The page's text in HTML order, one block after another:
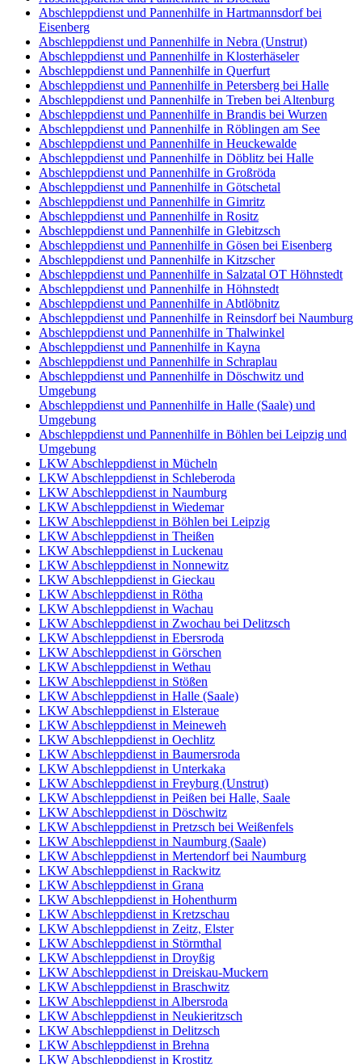
Abschleppdienst und Pannenhilfe in Hartmannsdorf bei
Eisenberg
Abschleppdienst und Pannenhilfe in Nebra (Unstrut)
Abschleppdienst und Pannenhilfe in Klosterhäseler
Abschleppdienst und Pannenhilfe in Querfurt
Abschleppdienst und Pannenhilfe in Petersberg bei Halle
Abschleppdienst und Pannenhilfe in Treben bei Altenburg
Abschleppdienst und Pannenhilfe in Brandis bei Wurzen
Abschleppdienst und Pannenhilfe in Röblingen am See
Abschleppdienst und Pannenhilfe in Heuckewalde
Abschleppdienst und Pannenhilfe in Döblitz bei Halle
Abschleppdienst und Pannenhilfe in Großröda
Abschleppdienst und Pannenhilfe in Götschetal
Abschleppdienst und Pannenhilfe in Gimritz
Abschleppdienst und Pannenhilfe in Rositz
Abschleppdienst und Pannenhilfe in Glebitzsch
Abschleppdienst und Pannenhilfe in Gösen bei Eisenberg
Abschleppdienst und Pannenhilfe in Kitzscher
Abschleppdienst und Pannenhilfe in Salzatal OT Höhnstedt
Abschleppdienst und Pannenhilfe in Höhnstedt
Abschleppdienst und Pannenhilfe in Abtlöbnitz
Abschleppdienst und Pannenhilfe in Reinsdorf bei Naumburg
Abschleppdienst und Pannenhilfe in Thalwinkel
Abschleppdienst und Pannenhilfe in Kayna
Abschleppdienst und Pannenhilfe in Schraplau
Abschleppdienst und Pannenhilfe in Döschwitz und
Umgebung
Abschleppdienst und Pannenhilfe in Halle (Saale) und
Umgebung
Abschleppdienst und Pannenhilfe in Böhlen bei Leipzig und
Umgebung
LKW Abschleppdienst in Mücheln
LKW Abschleppdienst in Schleberoda
LKW Abschleppdienst in Naumburg
LKW Abschleppdienst in Wiedemar
LKW Abschleppdienst in Böhlen bei Leipzig
LKW Abschleppdienst in Theißen
LKW Abschleppdienst in Luckenau
LKW Abschleppdienst in Nonnewitz
LKW Abschleppdienst in Gieckau
LKW Abschleppdienst in Rötha
LKW Abschleppdienst in Wachau
LKW Abschleppdienst in Zwochau bei Delitzsch
LKW Abschleppdienst in Ebersroda
LKW Abschleppdienst in Görschen
LKW Abschleppdienst in Wethau
LKW Abschleppdienst in Stößen
LKW Abschleppdienst in Halle (Saale)
LKW Abschleppdienst in Elsteraue
LKW Abschleppdienst in Meineweh
LKW Abschleppdienst in Oechlitz
LKW Abschleppdienst in Baumersroda
LKW Abschleppdienst in Unterkaka
LKW Abschleppdienst in Freyburg (Unstrut)
LKW Abschleppdienst in Peißen bei Halle, Saale
LKW Abschleppdienst in Döschwitz
LKW Abschleppdienst in Pretzsch bei Weißenfels
LKW Abschleppdienst in Naumburg (Saale)
LKW Abschleppdienst in Mertendorf bei Naumburg
LKW Abschleppdienst in Rackwitz
LKW Abschleppdienst in Grana
LKW Abschleppdienst in Hohenthurm
LKW Abschleppdienst in Kretzschau
LKW Abschleppdienst in Zeitz, Elster
LKW Abschleppdienst in Störmthal
LKW Abschleppdienst in Droyßig
LKW Abschleppdienst in Dreiskau-Muckern
LKW Abschleppdienst in Braschwitz
LKW Abschleppdienst in Albersroda
LKW Abschleppdienst in Neukieritzsch
LKW Abschleppdienst in Delitzsch
LKW Abschleppdienst in Brehna
LKW Abschleppdienst in Krostitz